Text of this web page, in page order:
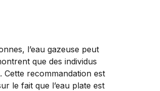
l’eau gazeuse peut
que des individus
Cette recommandation est
le fait que l’eau plate est